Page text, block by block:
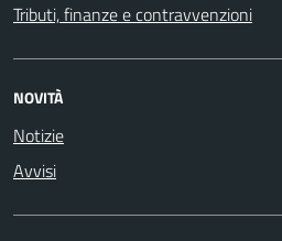
Tributi, finanze e contravvenzioni
NOVITÀ
Notizie
Avvisi